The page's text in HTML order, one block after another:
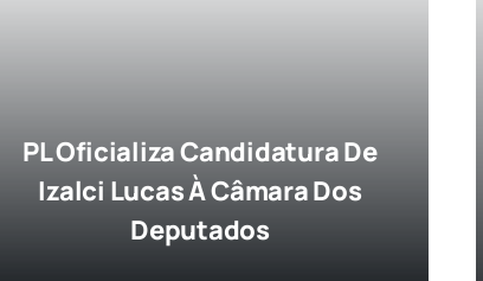
PL Oficializa Candidatura De
Izalci Lucas À Câmara Dos
Deputados